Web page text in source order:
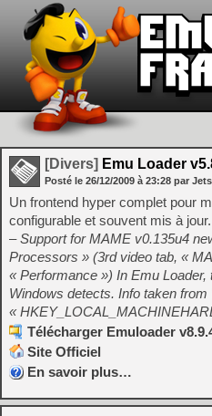
[Divers] Emu Loader
Posté le 26/12/2009 à 23:28 par Jets
Un frontend hyper complet pour
configurable et souvent mis à jour.
– Support for MAME v0.135u4
Processors » (3rd video tab, «
« Performance ») In Emu
Windows detects. Info taken
«
Télécharger Emuloader
Site Officiel
En savoir plus…